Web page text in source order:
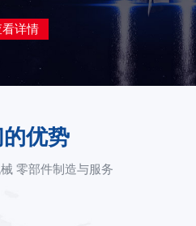
看详情
优势
零部件制造与服务